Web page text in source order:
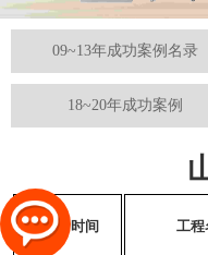
09~13年成功案例名录
18~20年成功案例
序
号
时间 工程